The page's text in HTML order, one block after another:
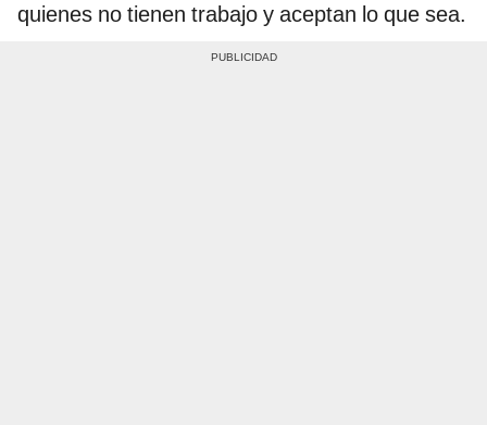
quienes no tienen trabajo y aceptan lo que sea.